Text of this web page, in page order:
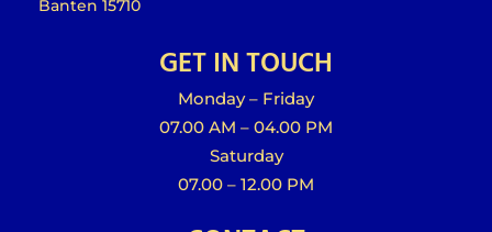
Banten 15710
GET IN TOUCH
Monday – Friday
07.00 AM – 04.00 PM
Saturday
07.00 – 12.00 PM